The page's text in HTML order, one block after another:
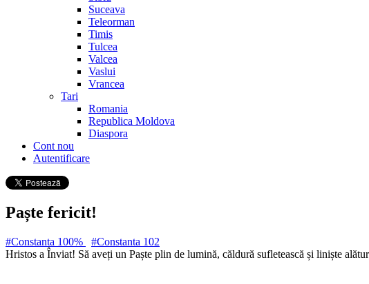
Suceava
Teleorman
Timis
Tulcea
Valcea
Vaslui
Vrancea
Tari
Romania
Republica Moldova
Diaspora
Cont nou
Autentificare
Paște fericit!
#Constanta 100% #Constanta 102
Hristos a Înviat! Să aveți un Paște plin de lumină, căldură sufletească și liniște